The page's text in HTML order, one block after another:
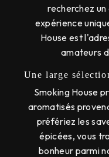
recherchez
expérience
House est
amateurs
Une large
Smoking House
aromatisés
préfériez les
épicées, vous
bonheur parmi